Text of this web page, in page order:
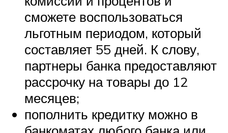
сможете воспользоваться
льготным периодом, который
составляет 55 дней. К слову,
партнеры банка предоставляют
рассрочку на товары до 12
месяцев;
пополнить кредитку можно в